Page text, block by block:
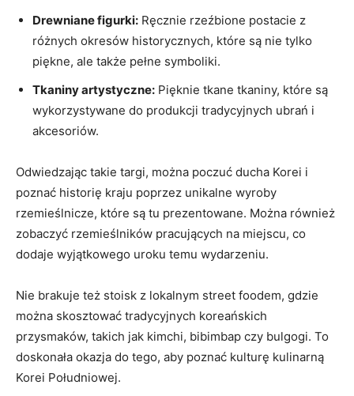
Drewniane figurki: ⁤Ręcznie⁢ rzeźbione postacie z
różnych okresów historycznych, które są nie tylko
piękne, ale także pełne symboliki.
Tkaniny artystyczne: ⁢Pięknie ‌tkane‌ tkaniny, które są⁣
wykorzystywane do produkcji tradycyjnych ubrań ‌i
akcesoriów.
Odwiedzając takie ⁢targi, można poczuć ⁤ducha Korei i
poznać historię kraju poprzez unikalne wyroby
rzemieślnicze, które​ są ‌tu‍ prezentowane. ⁤Można również
zobaczyć rzemieślników⁤ pracujących na ‍miejscu, co
‌dodaje​ wyjątkowego uroku temu wydarzeniu.
Nie brakuje⁣ też stoisk z lokalnym street foodem, gdzie​
można‍ skosztować ‍tradycyjnych‌ koreańskich
przysmaków, ⁣takich‍ jak​ kimchi, bibimbap​ czy bulgogi. To
doskonała okazja do ⁤tego, aby⁤ poznać kulturę kulinarną
Korei⁤ Południowej.